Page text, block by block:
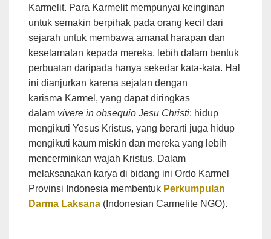
Karmelit. Para Karmelit mempunyai keinginan
untuk semakin berpihak pada orang kecil dari
sejarah untuk membawa amanat harapan dan
keselamatan kepada mereka, lebih dalam bentuk
perbuatan daripada hanya sekedar kata-kata. Hal
ini dianjurkan karena sejalan dengan
karisma Karmel, yang dapat diringkas
dalam vivere in obsequio Jesu Christi: hidup
mengikuti Yesus Kristus, yang berarti juga hidup
mengikuti kaum miskin dan mereka yang lebih
mencerminkan wajah Kristus. Dalam
melaksanakan karya di bidang ini Ordo Karmel
Provinsi Indonesia membentuk Perkumpulan
Darma Laksana (Indonesian Carmelite NGO).